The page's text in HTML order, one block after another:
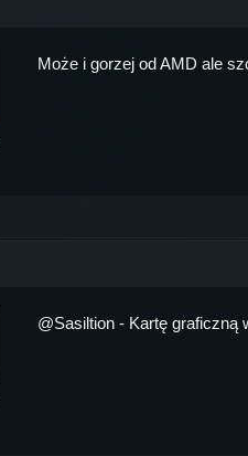
Może i gorzej od AMD ale
@Sasiltion - Kartę graficzną